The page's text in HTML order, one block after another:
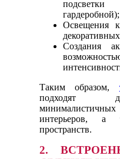
гардеробной);
Освещения
Создания
Таким образом,
подходят
интерьеров, а
пространств.
2.